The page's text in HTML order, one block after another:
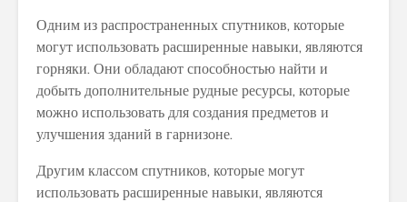
Одним из распространенных спутников, которые
могут использовать расширенные навыки, являются
горняки. Они обладают способностью найти и
добыть дополнительные рудные ресурсы, которые
можно использовать для создания предметов и
улучшения зданий в гарнизоне.
Другим классом спутников, которые могут
использовать расширенные навыки, являются